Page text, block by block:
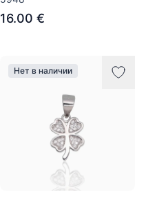
16.00 €
Нет в наличии